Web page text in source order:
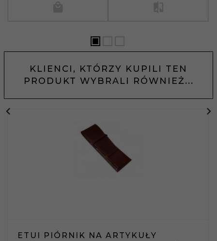
KLIENCI, KTÓRZY KUPILI TEN
PRODUKT WYBRALI RÓWNIEŻ...
ETUI PIÓRNIK NA ARTYKUŁY